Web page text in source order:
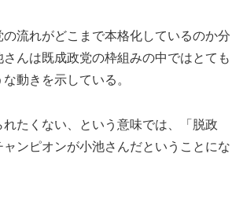
の流れがどこまで本格化しているのか分
んは既成政党の枠組みの中ではとても
動きを示している。
れたくない、という意味では、「脱政
ンピオンが小池さんだということにな